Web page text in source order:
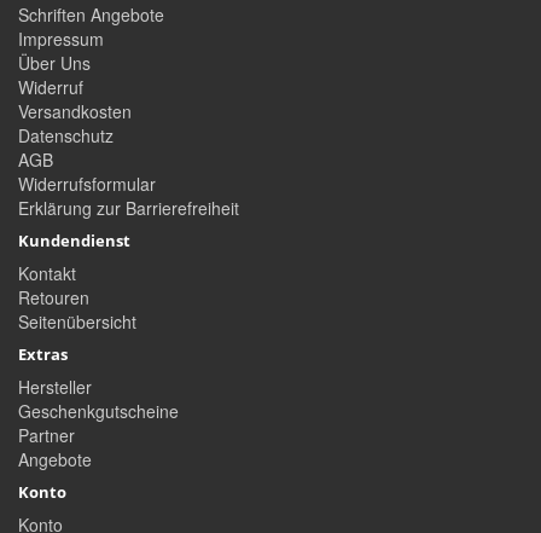
Schriften Angebote
Impressum
Über Uns
Widerruf
Versandkosten
Datenschutz
AGB
Widerrufsformular
Erklärung zur Barrierefreiheit
Kundendienst
Kontakt
Retouren
Seitenübersicht
Extras
Hersteller
Geschenkgutscheine
Partner
Angebote
Konto
Konto